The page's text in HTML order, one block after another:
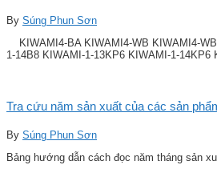
By Súng Phun Sơn
KIWAMI4-BA KIWAMI4-WB KIWAMI4-
1-14B8 KIWAMI-1-13KP6 KIWAMI-1-14KP6
Tra cứu năm sản xuất của các sản
By Súng Phun Sơn
Bảng hướng dẫn cách đọc năm tháng sản